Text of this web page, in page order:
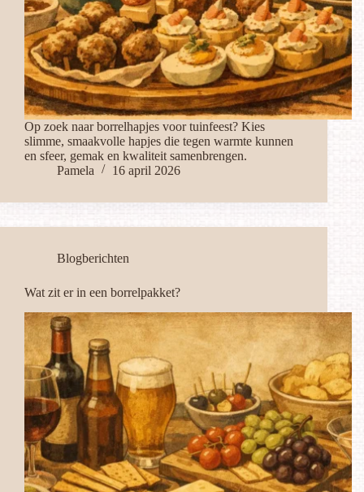
Op zoek naar borrelhapjes voor tuinfeest? Kies
slimme, smaakvolle hapjes die tegen warmte kunnen
en sfeer, gemak en kwaliteit samenbrengen.
Pamela
16 april 2026
Blogberichten
Wat zit er in een borrelpakket?